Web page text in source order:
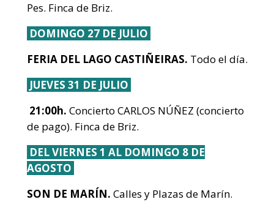
Pes. Finca de Briz.
DOMINGO 27 DE JULIO
FERIA DEL LAGO CASTIÑEIRAS. Todo el día.
JUEVES 31 DE JULIO
21:00h. Concierto CARLOS NÚÑEZ (concierto
de pago). Finca de Briz.
DEL VIERNES 1 AL DOMINGO 8 DE
AGOSTO
SON DE MARÍN. Calles y Plazas de Marín.